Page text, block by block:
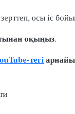
осы іс
оқыңыз.
тегі